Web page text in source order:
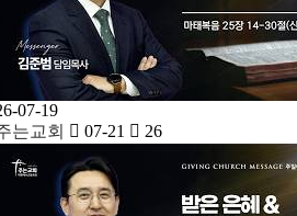
07-19
는교회
07-21 26